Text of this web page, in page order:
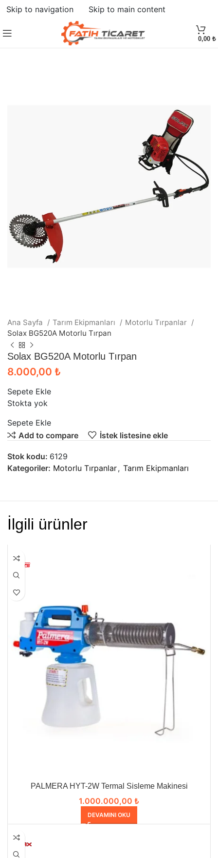
Skip to navigation Skip to main content
0,00 ₺
Ana Sayfa Tarım Ekipmanları
Motorlu Tırpanlar
Solax BG520A Motorlu Tırpan
Solax BG520A Motorlu Tırpan
8.000,00 ₺
Sepete Ekle
Stokta yok
Sepete Ekle
Add to compare
İstek listesine ekle
Stok kodu: 6129
Kategoriler: Motorlu Tırpanlar, Tarım Ekipmanları
İlgili ürünler
PALMERA HYT-2W Termal Sisleme Makinesi
1.000.000,00 ₺
DEVAMINI OKU